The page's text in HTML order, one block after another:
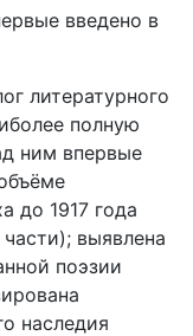
введено в
литературного
полную
ним впервые
до 1917 года
выявлена
поэзии
наследия